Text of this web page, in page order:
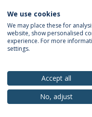
Política de
Direitos
© 2026
We use cookies
We may place these for
website, show personalised
experience. For more
settings.
Accept all
No, adjust